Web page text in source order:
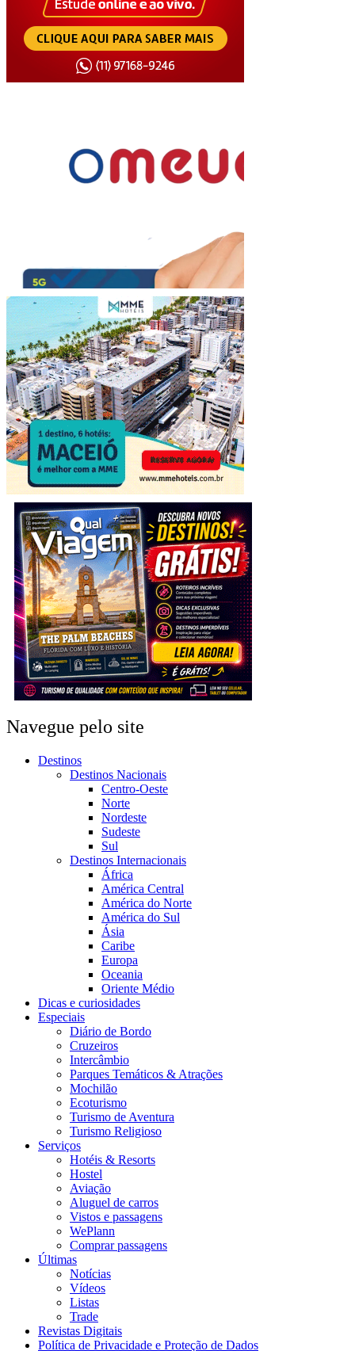
Navegue pelo site
Destinos
Destinos Nacionais
Centro-Oeste
Norte
Nordeste
Sudeste
Sul
Destinos Internacionais
África
América Central
América do Norte
América do Sul
Ásia
Caribe
Europa
Oceania
Oriente Médio
Dicas e curiosidades
Especiais
Diário de Bordo
Cruzeiros
Intercâmbio
Parques Temáticos & Atrações
Mochilão
Ecoturismo
Turismo de Aventura
Turismo Religioso
Serviços
Hotéis & Resorts
Hostel
Aviação
Aluguel de carros
Vistos e passagens
WePlann
Comprar passagens
Últimas
Notícias
Vídeos
Listas
Trade
Revistas Digitais
Política de Privacidade e Proteção de Dados